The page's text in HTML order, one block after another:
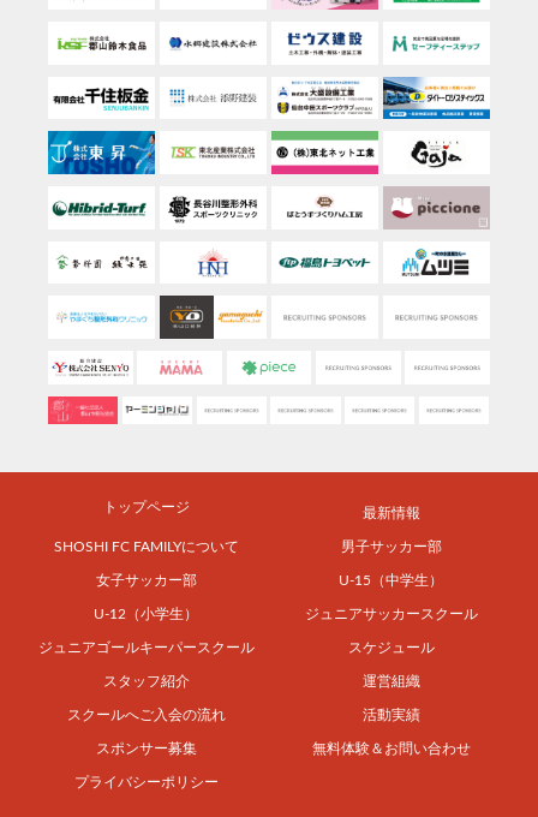
トップページ 最新情報
SHOSHI FC FAMILYについて 男子サッカー部
女子サッカー部 U-15（中学生）
U-12（小学生） ジュニアサッカースクール
ジュニアゴールキーパースクール スケジュール
スタッフ紹介 運営組織
スクールへご入会の流れ 活動実績
スポンサー募集 無料体験＆お問い合わせ
プライバシーポリシー